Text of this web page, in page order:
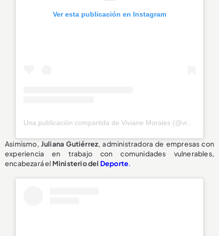
Ver esta publicación en Instagram
Una publicación compartida de Viviane Morales (@vivianemoralesh)
Asimismo, Juliana Gutiérrez, administradora de empresas con
experiencia en trabajo con comunidades vulnerables,
encabezará el Ministerio del Deporte.